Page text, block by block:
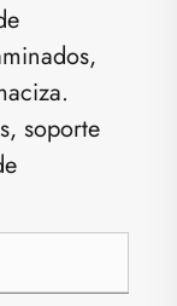
soporte